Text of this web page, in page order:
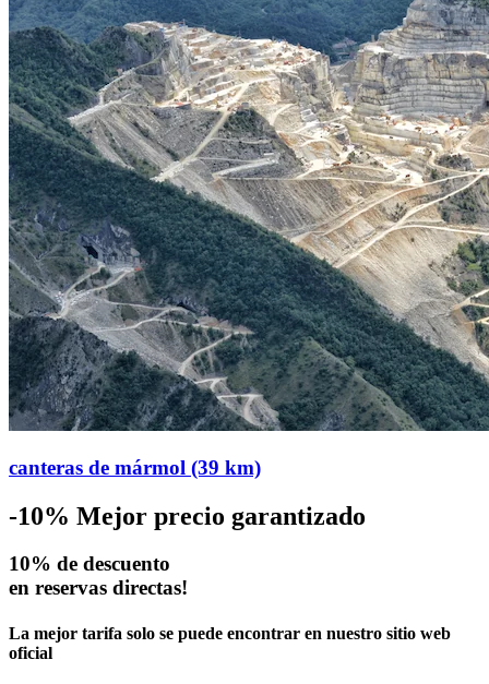
canteras de mármol (39 km)
-10% Mejor precio garantizado
10% de descuento
en reservas directas!
La mejor tarifa solo se puede encontrar en nuestro sitio web
oficial